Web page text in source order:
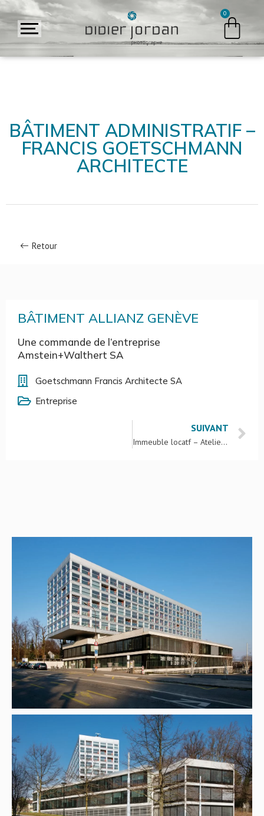
BÂTIMENT ADMINISTRATIF –
FRANCIS GOETSCHMANN
ARCHITECTE
Retour
BÂTIMENT ALLIANZ GENÈVE
Une commande de l’entreprise
Amstein+Walthert SA
Goetschmann Francis Architecte SA
Entreprise
SUIVANT
Immeuble locatf – Atelier d’architecture Jacques Bugna